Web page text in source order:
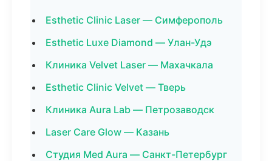
Esthetic Clinic Laser — Симферополь
Esthetic Luxe Diamond — Улан-Удэ
Клиника Velvet Laser — Махачкала
Esthetic Clinic Velvet — Тверь
Клиника Aura Lab — Петрозаводск
Laser Care Glow — Казань
Студия Med Aura — Санкт-Петербург